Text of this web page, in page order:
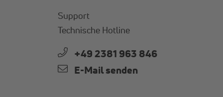
Support
Technische Hotline
+49 2381 963 846
E-Mail senden